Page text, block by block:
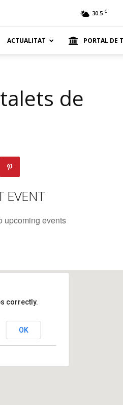
30.5 C
ACTUALITAT PORTAL DE
de
EVENT
upcoming events
correctly.
OK